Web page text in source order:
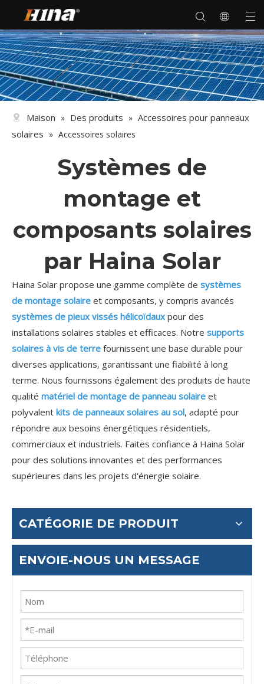
Maison » Des produits » Accessoires pour panneaux
solaires » Accessoires solaires
Systèmes de
montage et
composants solaires
par Haina Solar
Haina Solar propose une gamme complète de systèmes
de montage solaire et composants, y compris avancés
systèmes de pieux vissés hélicoïdauxpour des
installations solaires stables et efficaces. Notre supports
solaires à vis de terre fournissent une base durable pour
diverses applications, garantissant une fiabilité à long
terme. Nous fournissons également des produits de haute
qualité matériel de montage de panneau solaire et
polyvalent kits de panneaux solaires au sol, adapté pour
répondre aux besoins énergétiques résidentiels,
commerciaux et industriels. Faites confiance à Haina Solar
pour des solutions innovantes et des performances
supérieures dans les projets d'énergie solaire.
CATÉGORIE DE PRODUIT
ENVOIE-NOUS UN MESSAGE